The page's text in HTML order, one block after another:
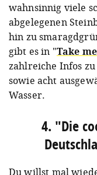
wahnsinnig viele
abgelegenen
hin zu
gibt es in "Take
zahlreiche Infos zu
sowie acht
Wasser.
4. "Die
Du willst mal